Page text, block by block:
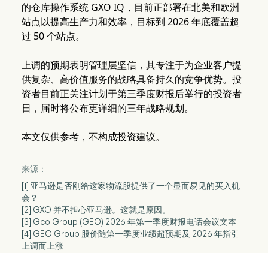
的仓库操作系统 GXO IQ，目前正部署在北美和欧洲
站点以提高生产力和效率，目标到 2026 年底覆盖超
过 50 个站点。
上调的预期表明管理层坚信，其专注于为企业客户提
供复杂、高价值服务的战略具备持久的竞争优势。投
资者目前正关注计划于第三季度财报后举行的投资者
日，届时将公布更详细的三年战略规划。
本文仅供参考，不构成投资建议。
来源：
[1] 亚马逊是否刚给这家物流股提供了一个显而易见的买入机
会？
[2] GXO 并不担心亚马逊。这就是原因。
[3] Geo Group (GEO) 2026 年第一季度财报电话会议文本
[4] GEO Group 股价随第一季度业绩超预期及 2026 年指引
上调而上涨